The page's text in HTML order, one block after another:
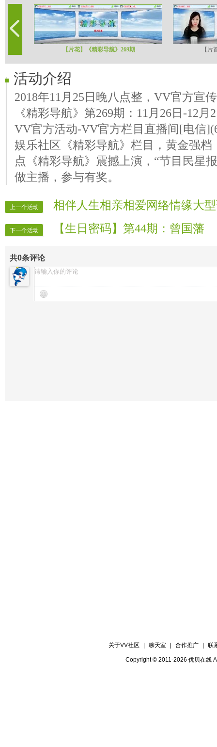
【片花】《精彩导航》269期 【片
活动介绍
2018年11月25日晚八点整，VV官方宣
《精彩导航》第269期：11月26日-12
VV官方活动-VV官方栏目直播间[电信
娱乐社区《精彩导航》栏目，黄金强
点《精彩导航》震撼上演，“节目民星
做主播，参与有奖。
上一个活动 相伴人生相亲相爱网络情缘大
下一个活动 【生日密码】第44期：曾国藩
共0条评论
关于VV社区 聊天室 合作推广 联
Copyright © 2011-2026 优贝在线